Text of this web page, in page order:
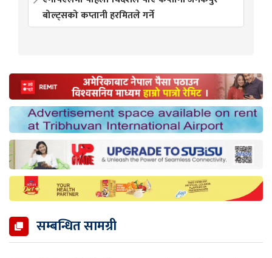
बोल्ट्सको कप्तानी हरमितले गर्ने
सम्बन्धित सामग्री